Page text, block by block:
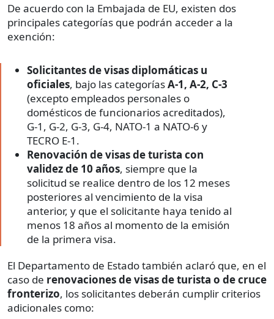
De acuerdo con la Embajada de EU, existen dos
principales categorías que podrán acceder a la
exención:
Solicitantes de visas diplomáticas u
oficiales, bajo las categoríasA-1, A-2, C-3
(excepto empleados personales o
domésticos de funcionarios acreditados),
G-1, G-2, G-3, G-4, NATO-1 a NATO-6 y
TECRO E-1.
Renovación de visas de turista con
validez de 10 años, siempre que la
solicitud se realice dentro de los 12 meses
posteriores al vencimiento de la visa
anterior, y que el solicitante haya tenido al
menos 18 años al momento de la emisión
de la primera visa.
El Departamento de Estado también aclaró que, en el
caso de renovaciones de visas de turista o de cruce
fronterizo, los solicitantes deberán cumplir criterios
adicionales como: